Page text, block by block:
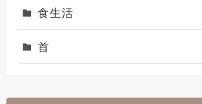
食生活
首